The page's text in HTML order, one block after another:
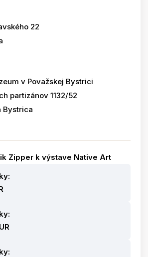
22
v Považskej Bystrici
partizánov 1132/52
Bystrica
Zipper k výstave Native Art